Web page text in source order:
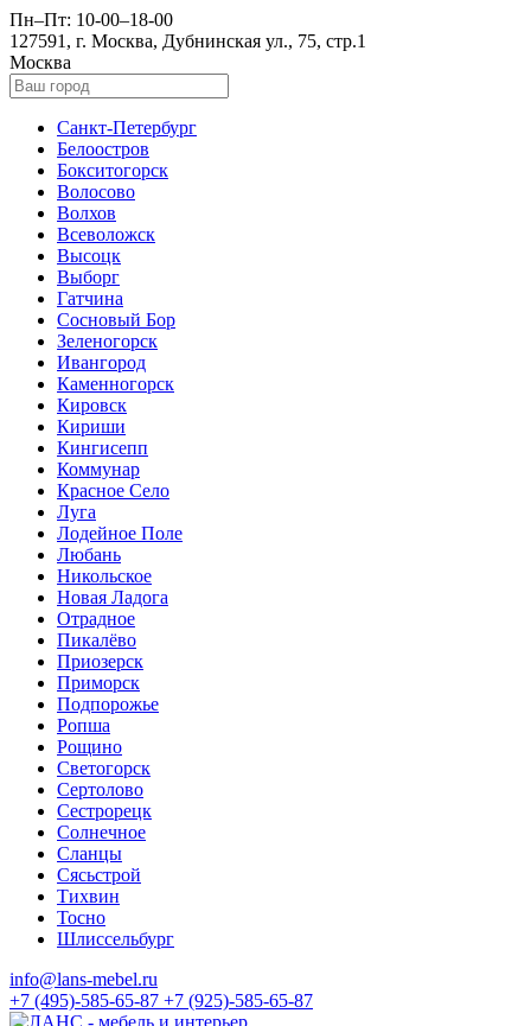
Пн–Пт: 10-00–18-00
127591, г. Москва, Дубнинская ул., 75, стр.1
Москва
Санкт-Петербург
Белоостров
Бокситогорск
Волосово
Волхов
Всеволожск
Высоцк
Выборг
Гатчина
Сосновый Бор
Зеленогорск
Ивангород
Каменногорск
Кировск
Кириши
Кингисепп
Коммунар
Красное Село
Луга
Лодейное Поле
Любань
Никольское
Новая Ладога
Отрадное
Пикалёво
Приозерск
Приморск
Подпорожье
Ропша
Рощино
Светогорск
Сертолово
Сестрорецк
Солнечное
Сланцы
Сясьстрой
Тихвин
Тосно
Шлиссельбург
info@lans-mebel.ru
+7 (495)-585-65-87 +7 (925)-585-65-87